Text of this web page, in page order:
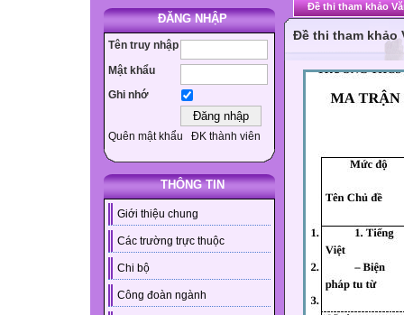
ĐĂNG NHẬP
Tên truy nhập
Mật khẩu
Ghi nhớ
Quên mật khẩu ĐK thành viên
THÔNG TIN
Giới thiệu chung
Các trường trực thuộc
Chi bộ
Công đoàn ngành
Đề thi tham khảo
Đề thi tham khảo